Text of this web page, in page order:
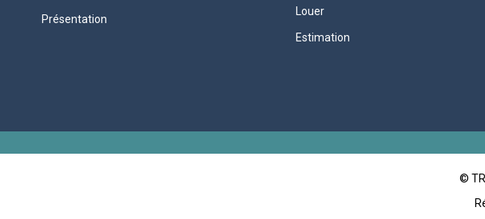
Présentation
Louer
Estimation
©